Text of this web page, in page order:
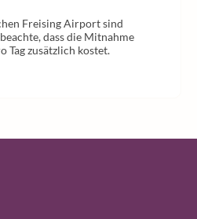
Freising Airport sind
dass die Mitnahme
Tag zusätzlich kostet.